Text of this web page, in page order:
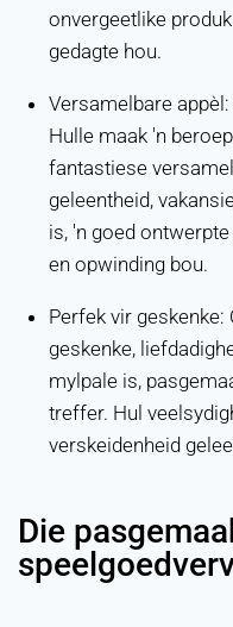
onvergeetlike
gedagte hou.
Versamelbare
Hulle maak 'n
fantastiese
geleentheid,
is, 'n goed
en opwinding bou.
Perfek vir
geskenke,
mylpale is,
treffer. Hul
verskeidenheid
Die